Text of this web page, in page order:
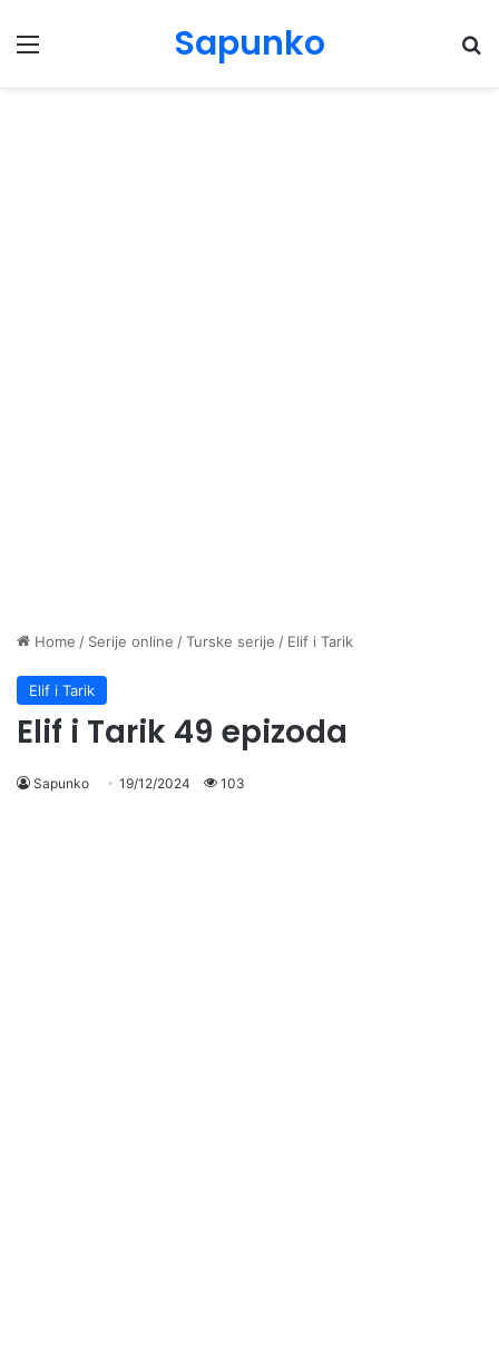
Menu Sapunko
Home / Serije online /Turske serije / Elif i Tarik
Elif i Tarik
Elif i Tarik 49 epizoda
Sapunko 19/12/2024 103